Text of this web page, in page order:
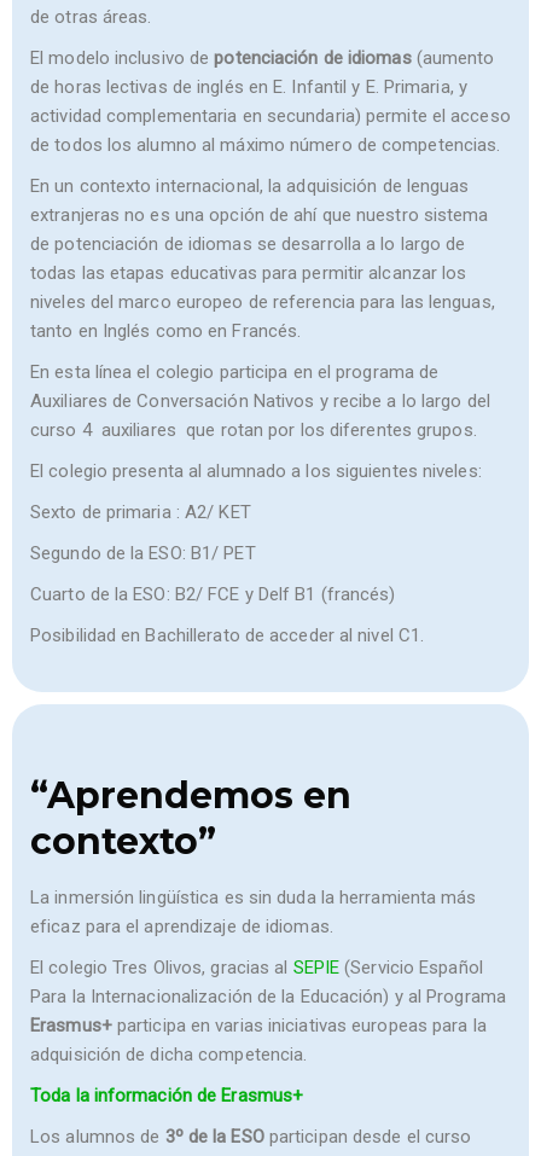
de otras áreas.
El modelo inclusivo depotenciación de idiomas(aumento
de horas lectivas de inglés en E. Infantil y E. Primaria, y
actividad complementaria en secundaria) permite el acceso
de todos los alumno al máximo número de competencias.
En un contexto internacional, la adquisición de lenguas
extranjeras no es una opción de ahí que nuestro sistema
de potenciación de idiomas se desarrolla a lo largo de
todas las etapas educativas para permitir alcanzar los
niveles del marco europeo de referencia para las lenguas,
tanto en Inglés como en Francés.
En esta línea el colegio participa en el programa de
Auxiliares de Conversación Nativos y recibe a lo largo del
curso 4 auxiliares que rotan por los diferentes grupos.
El colegio presenta al alumnado a los siguientes niveles:
Sexto de primaria : A2/ KET
Segundo de la ESO: B1/ PET
Cuarto de la ESO: B2/ FCE y Delf B1 (francés)
Posibilidad en Bachillerato de acceder al nivel C1.
“Aprendemos en
contexto”
La inmersión lingüística es sin duda la herramienta más
eficaz para el aprendizaje de idiomas.
El colegio Tres Olivos, gracias al SEPIE (Servicio Español
Para la Internacionalización de la Educación) y al Programa
Erasmus+participa en varias iniciativas europeas para la
adquisición de dicha competencia.
Toda la información de Erasmus+
Los alumnos de 3º de la ESOparticipan desde el curso